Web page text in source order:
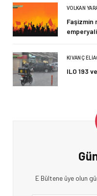
VOLKAN
Faşizmin
KIVANÇ
ILO 193
E Bültene üye olun